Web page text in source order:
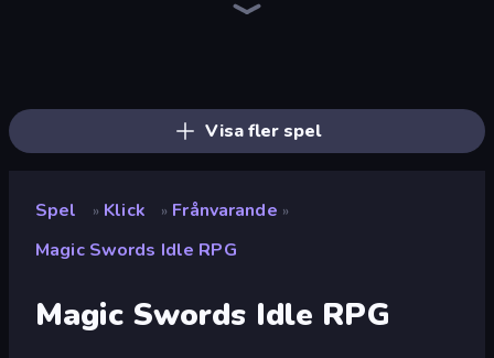
Visa fler spel
Spel » Klick » Frånvarande »
Magic Swords Idle RPG
Magic Swords Idle RPG